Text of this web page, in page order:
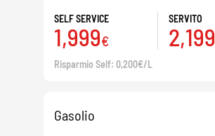
SELF SERVICE
1,999€
SERVITO
2,199
Risparmio Self: 0,200€/L
Gasolio